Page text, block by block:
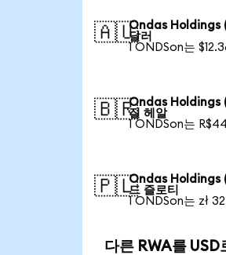
🇦🇺Ondas Holdings
달러
1 ONDSon는
🇧🇷Ondas Holdings
질 헤알
1 ONDSon는
🇵🇱Ondas Holdings
드 즐로티
1 ONDSon는 zł
다른 RWA를 USD